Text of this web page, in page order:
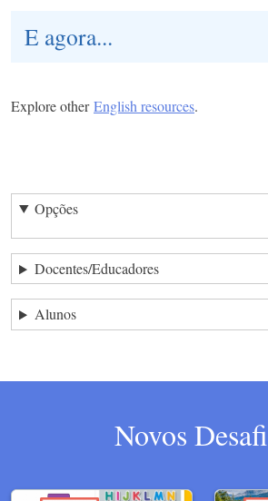
E agora...
Explore otherEnglish resources.
Opções
Docentes/Educadores
Alunos
Novos